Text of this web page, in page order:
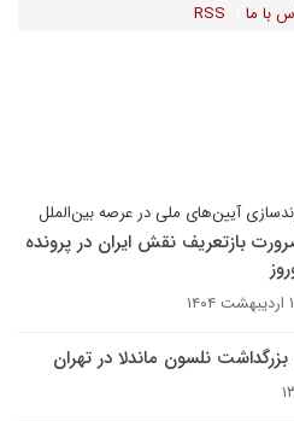
با ما RSS
آیین‌های ملی در عرصه بین‌الملل
بازتعریف نقش ایران در پرونده
نلسون ماندلا در تهران